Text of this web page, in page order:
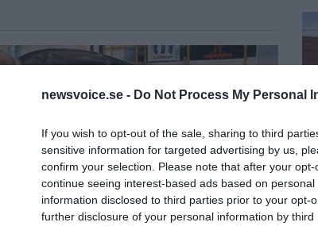
newsvoice.se - Do Not Process My Personal
If you wish to opt-out of the sale, sharing to third
sensitive information for targeted advertising by us,
confirm your selection. Please note that after your
continue seeing interest-based ads based on
information disclosed to third parties prior to your opt-
further disclosure of your personal information by third